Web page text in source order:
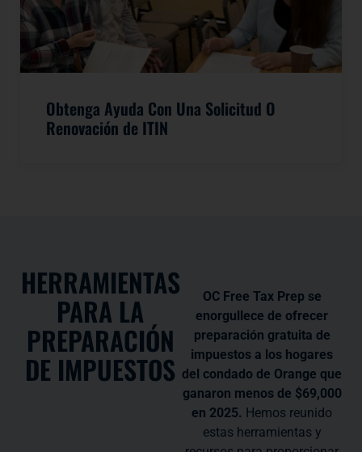
Obtenga Ayuda Con Una Solicitud O
Renovación de ITIN
HERRAMIENTAS
PARA LA
PREPARACIÓN
DE IMPUESTOS
OC Free Tax Prep se
enorgullece de ofrecer
preparación gratuita de
impuestos a los hogares
del condado de Orange que
ganaron menos de $69,000
en 2025. Hemos reunido
estas herramientas y